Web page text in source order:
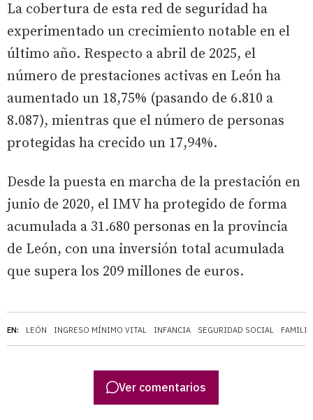
EN: LEÓN INGRESO MÍNIMO VITAL INFANCIA SEGURIDAD SOCIAL FAMILIA
La cobertura de esta red de seguridad ha
experimentado un crecimiento notable en el
último año. Respecto a abril de 2025, el
número de prestaciones activas en León ha
aumentado un 18,75% (pasando de 6.810 a
8.087), mientras que el número de personas
protegidas ha crecido un 17,94%.
Desde la puesta en marcha de la prestación en
junio de 2020, el IMV ha protegido de forma
acumulada a 31.680 personas en la provincia
de León, con una inversión total acumulada
que supera los 209 millones de euros.
Ver comentarios